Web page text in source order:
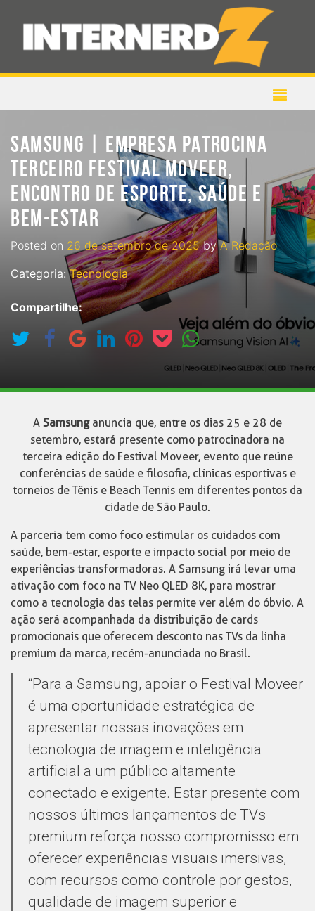
SAMSUNG | EMPRESA PATROCINA
TERCEIRO FESTIVAL MOVEER,
ENCONTRO DE ESPORTE, SAÚDE E
BEM-ESTAR
Posted on 26 de setembro de 2025byA Redação
Categoria:Tecnologia
Compartilhe:
A Samsunganuncia que, entre os dias 25 e 28 de
setembro, estará presente como patrocinadora na
terceira edição do Festival Moveer, evento que reúne
conferências de saúde e filosofia, clínicas esportivas e
torneios de Tênis e Beach Tennis em diferentes pontos da
cidade de São Paulo.
A parceria tem como foco estimular os cuidados com
saúde, bem-estar, esporte e impacto social por meio de
experiências transformadoras. A Samsung irá levar uma
ativação com foco na TV Neo QLED 8K, para mostrar
como a tecnologia das telas permite ver além do óbvio. A
ação será acompanhada da distribuição de cards
promocionais que oferecem desconto nas TVs da linha
premium da marca, recém-anunciada no Brasil.
“Para a Samsung, apoiar o Festival Moveer
é uma oportunidade estratégica de
apresentar nossas inovações em
tecnologia de imagem e inteligência
artificial a um público altamente
conectado e exigente. Estar presente com
nossos últimos lançamentos de TVs
premium reforça nosso compromisso em
oferecer experiências visuais imersivas,
com recursos como controle por gestos,
qualidade de imagem superior e